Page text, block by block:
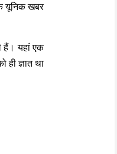
यूनिक खबर
हैं। यहां एक
ही ज्ञात था